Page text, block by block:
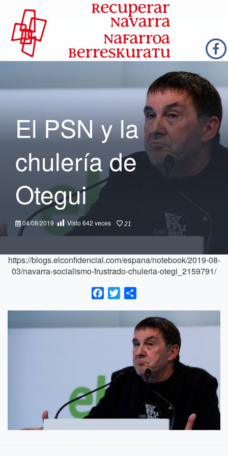
El PSN y la
chulería de
Otegui
04/08/2019 Visto 642 veces 21
https://blogs.elconfidencial.com/espana/notebook/2019-08-
03/navarra-socialismo-frustrado-chuleria-otegi_2159791/
Facebook
Twitter